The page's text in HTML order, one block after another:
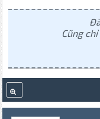
Cũng